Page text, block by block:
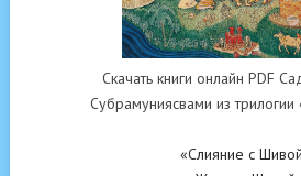
Скачать книги онлайн PDF
Субрамуниясвами из трилогии
«Слияние с